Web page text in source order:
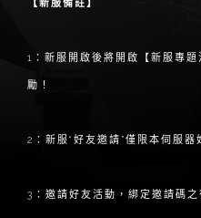
【新服備註】
1：新服開啟後將開啟【新服專
勵！
2：新服“好友邀請”僅限本伺服器
3：邀請好友活動，綁定邀請碼